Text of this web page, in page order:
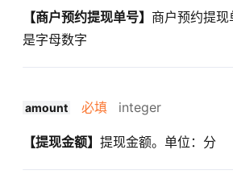
【商户预约提现单号】 商户预约提
是字母数字
amount 必填 integer
【提现金额】 提现金额。单位：分